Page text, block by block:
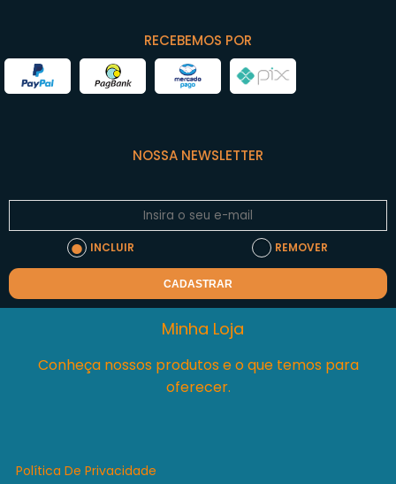
RECEBEMOS POR
NOSSA NEWSLETTER
INCLUIR REMOVER
CADASTRAR
Minha Loja
Conheça nossos produtos e o que temos para
oferecer.
Política De Privacidade